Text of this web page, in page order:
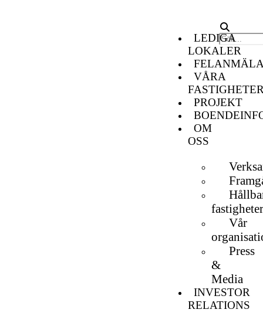
LEDIGA
LOKALER
VÅRA
PROJEKT
OM
OSS
fastigheter
Vår
Press
&
Media
INVESTOR
RELATIONS